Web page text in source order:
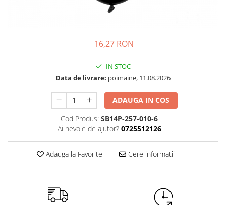
Petrecere Buburuza Miraculoasa
Petrecere Ferma Animalelor
Petrecere Frozen
Petrecere Little Star
Petrecere LOL Surprise
Petrecere Lovely Swan
Petrecere Minnie Mouse
Petrecere Printese Disney
Petrecere Unicorni
16,27 RON
IN STOC
Data de livrare: poimaine, 11.08.2026
ADAUGA IN COS
Cod Produs: SB14P-257-010-6
Ai nevoie de ajutor? 0725512126
Adauga la Favorite Cere informatii